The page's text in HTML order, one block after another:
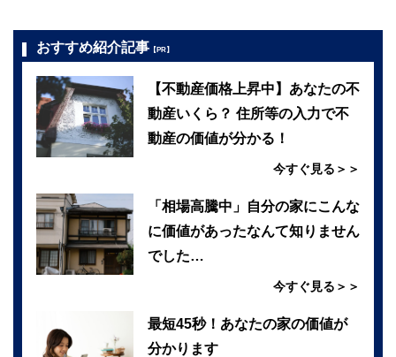
おすすめ紹介記事 【PR】
【不動産価格上昇中】あなたの不
動産いくら？ 住所等の入力で不
動産の価値が分かる！
今すぐ見る＞＞
「相場高騰中」自分の家にこんな
に価値があったなんて知りません
でした…
今すぐ見る＞＞
最短45秒！あなたの家の価値が
分かります